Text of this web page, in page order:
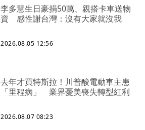
李多慧生日豪捐50萬、親搭卡車送物
資 感性謝台灣：沒有大家就沒我
2026.08.05 12:56
去年才買特斯拉！川普酸電動車主患
「里程病」 業界憂美喪失轉型紅利
2026.08.07 08:23